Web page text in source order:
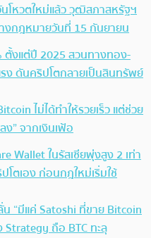
นโหวตใหม่แล้ว วุฒิสภาสหรัฐฯ
งกฎหมายวันที่ 15 กันยายน
ตั้งแต่ปี 2025 สวนทางทอง-
ง ดันคริปโตกลายเป็นสินทรัพย์
ไม่ได้ทำให้รวยเร็ว แต่ช่วย
” จากเงินเฟ้อ
Wallet ในรัสเซียพุ่งสูง 2 เท่า
ตเอง ก่อนกฎใหม่เริ่มใช้
“มีแค่ Satoshi ที่ขาย Bitcoin
ถือ BTC ทะลุ